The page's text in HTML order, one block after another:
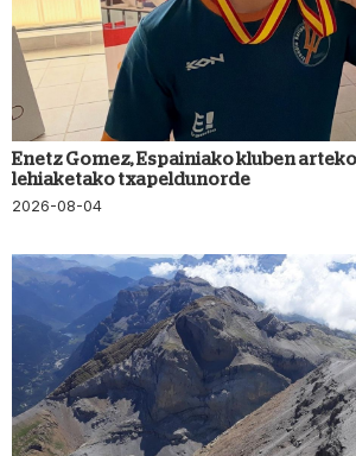
Enetz Gomez, Espainiako kluben
lehiaketako txapeldunorde
2026-08-04